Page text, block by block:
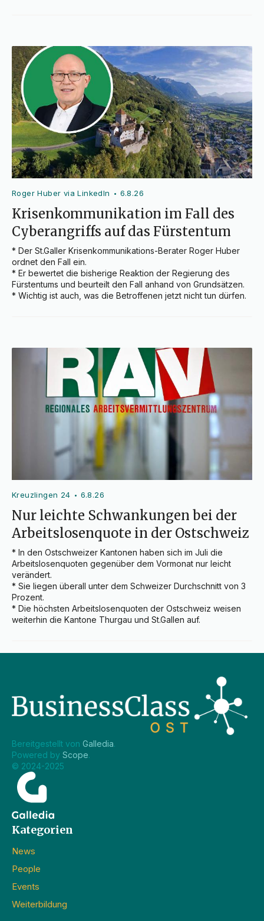
Roger Huber via LinkedIn • 6.8.26
Krisenkommunikation im Fall des
Cyberangriffs auf das Fürstentum
* Der St.Galler Krisenkommunikations-Berater Roger Huber
ordnet den Fall ein.
* Er bewertet die bisherige Reaktion der Regierung des
Fürstentums und beurteilt den Fall anhand von Grundsätzen.
* Wichtig ist auch, was die Betroffenen jetzt nicht tun dürfen.
Kreuzlingen 24 • 6.8.26
Nur leichte Schwankungen bei der
Arbeitslosenquote in der Ostschweiz
* In den Ostschweizer Kantonen haben sich im Juli die
Arbeitslosenquoten gegenüber dem Vormonat nur leicht
verändert.
* Sie liegen überall unter dem Schweizer Durchschnitt von 3
Prozent.
* Die höchsten Arbeitslosenquoten der Ostschweiz weisen
weiterhin die Kantone Thurgau und St.Gallen auf.
Bereitgestellt von Galledia.
Powered by Scope.
© 2024-2025
Kategorien
News
People
Events
Weiterbildung